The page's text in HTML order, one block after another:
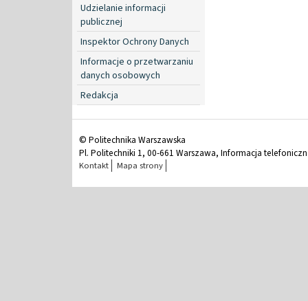
Udzielanie informacji
publicznej
Inspektor Ochrony Danych
Informacje o przetwarzaniu
danych osobowych
Redakcja
© Politechnika Warszawska
Pl. Politechniki 1, 00-661 Warszawa, Informacja
Kontakt Mapa strony